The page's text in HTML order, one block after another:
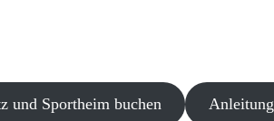
und Sportheim buchen Anleitung